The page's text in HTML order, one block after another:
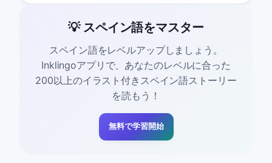
💡 スペイン語をマスター
スペイン語をレベルアップしましょう。
Inklingoアプリで、あなたのレベルに合った
200以上のイラスト付きスペイン語ストーリー
を読もう！
無料で学習開始